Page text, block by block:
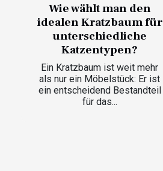
Wie wählt man den
idealen Kratzbaum für
unterschiedliche
Katzentypen?
Ein Kratzbaum ist weit mehr
als nur ein Möbelstück: Er ist
ein entscheidend Bestandteil
für das...